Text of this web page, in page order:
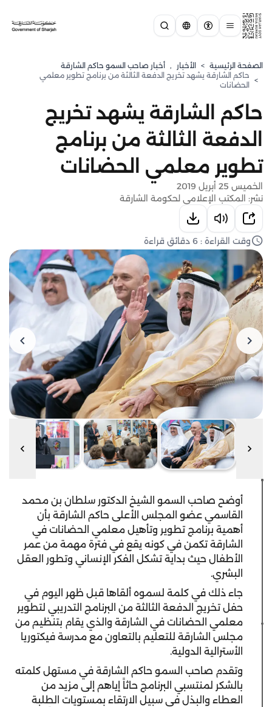
الصفحة الرئيسية > الأخبار , أخبار صاحب السمو حاكم الشارقة
>
حاكم الشارقة يشهد تخريج الدفعة الثالثة من برنامج تطوير معلمي
الحضانات
حاكم الشارقة يشهد تخريج
الدفعة الثالثة من برنامج
تطوير معلمي الحضانات
الخميس 25 أبريل 2019
نشر: المكتب الإعلامي لحكومة الشارقة
وقت القراءة : 6 دقائق قراءة
أوضح صاحب السمو الشيخ الدكتور سلطان بن محمد
القاسمي عضو المجلس الأعلى حاكم الشارقة بأن
أهمية برنامج تطوير وتأهيل معلمي الحضانات في
الشارقة تكمن في كونه يقع في فترة مهمة من عمر
الأطفال حيث بداية تشكل الفكر الإنساني وتطور العقل
البشري.
جاء ذلك في كلمة لسموه ألقاها قبل ظهر اليوم في
حفل تخريج الدفعة الثالثة من البرنامج التدريبي لتطوير
معلمي الحضانات في الشارقة والذي يقام بتنظيم من
مجلس الشارقة للتعليم بالتعاون مع مدرسة فيكتوريا
الأسترالية الدولية.
وتقدم صاحب السمو حاكم الشارقة في مستهل كلمته
بالشكر لمنتسبي البرنامج حاثاً إياهم إلى مزيد من
العطاء والبذل في سبيل الارتقاء بمستويات الطلبة